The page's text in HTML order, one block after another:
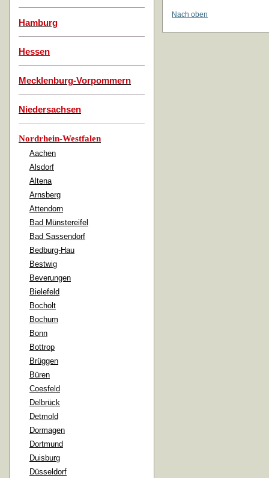
Hamburg
Hessen
Mecklenburg-Vorpommern
Niedersachsen
Nordrhein-Westfalen
Aachen
Alsdorf
Altena
Arnsberg
Attendorn
Bad Münstereifel
Bad Sassendorf
Bedburg-Hau
Bestwig
Beverungen
Bielefeld
Bocholt
Bochum
Bonn
Bottrop
Brüggen
Büren
Coesfeld
Delbrück
Detmold
Dormagen
Dortmund
Duisburg
Düsseldorf
Nach oben